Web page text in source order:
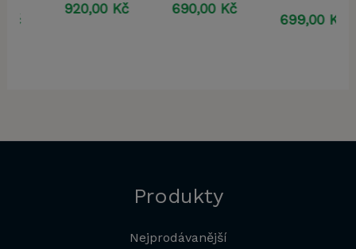
920,00Kč 690,00Kč
699,00Kč
Produkty
Nejprodávanější